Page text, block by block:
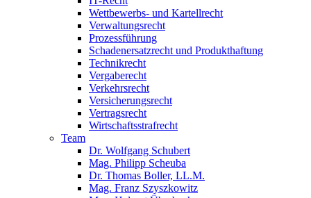
Wettbewerbs- und Kartellrecht
Verwaltungsrecht
Prozessführung
Schadenersatzrecht und Produkthaftung
Technikrecht
Vergaberecht
Verkehrsrecht
Versicherungsrecht
Vertragsrecht
Wirtschaftsstrafrecht
Team
Dr. Wolfgang Schubert
Mag. Philipp Scheuba
Dr. Thomas Boller, LL.M.
Mag. Franz Szyszkowitz